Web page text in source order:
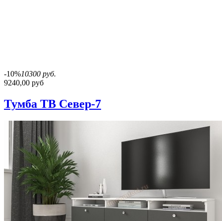
-10%10300 руб.
9240,00 руб
Тумба ТВ Север-7